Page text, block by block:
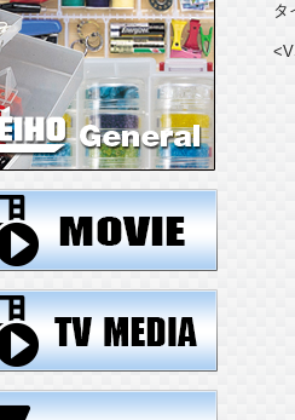
タ